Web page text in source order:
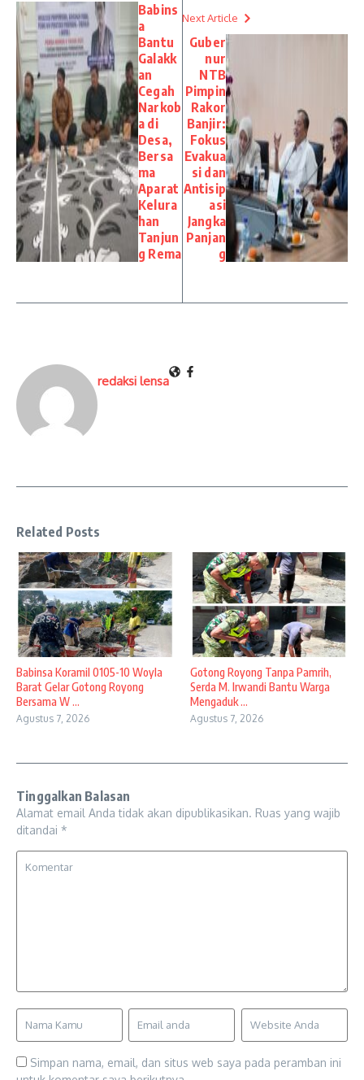
Babins
a
Bantu
Galakk
an
Cegah
Narkob
a di
Desa,
Bersa
ma
Aparat
Kelura
han
Tanjun
g Rema
Next Article
Guber
nur
NTB
Pimpin
Rakor
Banjir:
Fokus
Evakua
si dan
Antisip
asi
Jangka
Panjan
g
redaksi lensa
Related Posts
Babinsa Koramil 0105-10 Woyla
Barat Gelar Gotong Royong
Bersama W ...
Agustus 7, 2026
Gotong Royong Tanpa Pamrih,
Serda M. Irwandi Bantu Warga
Mengaduk ...
Agustus 7, 2026
Tinggalkan Balasan
Alamat email Anda tidak akan dipublikasikan. Ruas yang wajib
ditandai *
Simpan nama, email, dan situs web saya pada peramban ini